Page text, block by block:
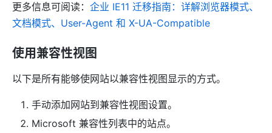
更多信息可阅读： 企业 IE11 迁移指南：详解浏览器模式、
文档模式、User-Agent 和 X-UA-Compatible
使用兼容性视图
以下是所有能够使网站以兼容性视图显示的方式。
手动添加网站到兼容性视图设置。
Microsoft 兼容性列表中的站点。